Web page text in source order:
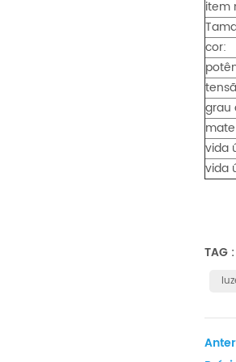
item
cor:
grau
vida
vida
TAG